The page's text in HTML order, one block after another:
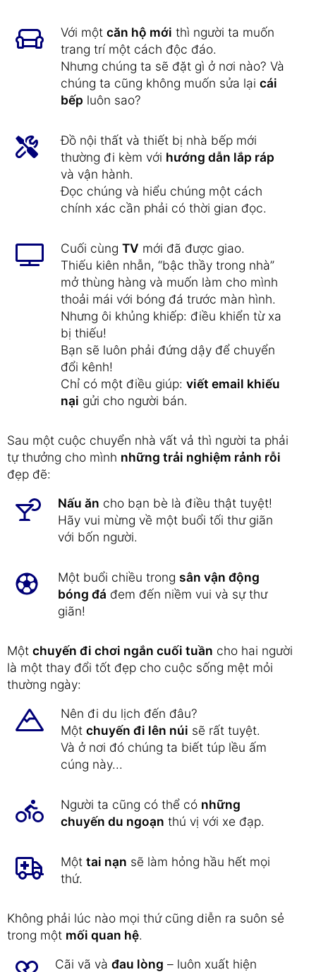
Với một căn hộ mới thì người ta muốn
trang trí một cách độc đáo.
Nhưng chúng ta sẽ đặt gì ở nơi nào? Và
chúng ta cũng không muốn sửa lại cái
bếp luôn sao?
Đồ nội thất và thiết bị nhà bếp mới
thường đi kèm với hướng dẫn lắp ráp
và vận hành.
Đọc chúng và hiểu chúng một cách
chính xác cần phải có thời gian đọc.
Cuối cùng TV mới đã được giao.
Thiếu kiên nhẫn, “bậc thầy trong nhà”
mở thùng hàng và muốn làm cho mình
thoải mái với bóng đá trước màn hình.
Nhưng ôi khủng khiếp: điều khiển từ xa
bị thiếu!
Bạn sẽ luôn phải đứng dậy để chuyển
đổi kênh!
Chỉ có một điều giúp: viết email khiếu
nại gửi cho người bán.
Sau một cuộc chuyển nhà vất vả thì người ta phải
tự thưởng cho mình những trải nghiệm rảnh rỗi
đẹp đẽ:
Nấu ăn cho bạn bè là điều thật tuyệt!
Hãy vui mừng về một buổi tối thư giãn
với bốn người.
Một buổi chiều trong sân vận động
bóng đá đem đến niềm vui và sự thư
giãn!
Một chuyến đi chơi ngắn cuối tuần cho hai người
là một thay đổi tốt đẹp cho cuộc sống mệt mỏi
thường ngày:
Nên đi du lịch đến đâu?
Một chuyến đi lên núi sẽ rất tuyệt.
Và ở nơi đó chúng ta biết túp lều ấm
cúng này...
Người ta cũng có thể có những
chuyến du ngoạn thú vị với xe đạp.
Một tai nạn sẽ làm hỏng hầu hết mọi
thứ.
Không phải lúc nào mọi thứ cũng diễn ra suôn sẻ
trong một mối quan hệ.
Cãi vã và đau lòng – luôn xuất hiện